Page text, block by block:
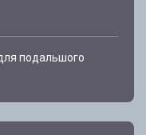
подальшого